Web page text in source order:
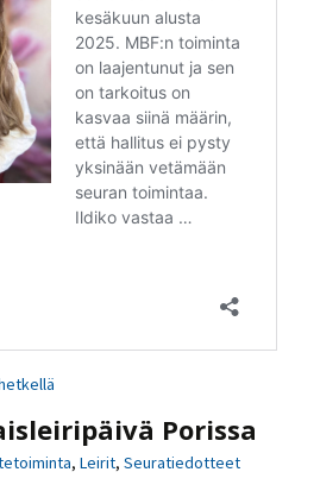
Porissa
, Leirit, Seuratiedotteet